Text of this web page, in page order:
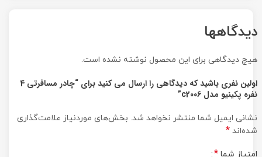
دیدگاهها
هیچ دیدگاهی برای این محصول نوشته نشده است.
اولین نفری باشید که دیدگاهی را ارسال می کنید برای “چادر مسافرتی 4
نفره پکینیو مدل c2006”
نشانی ایمیل شما منتشر نخواهد شد. بخش‌های موردنیاز علامت‌گذاری
شده‌اند *
امتیاز شما *